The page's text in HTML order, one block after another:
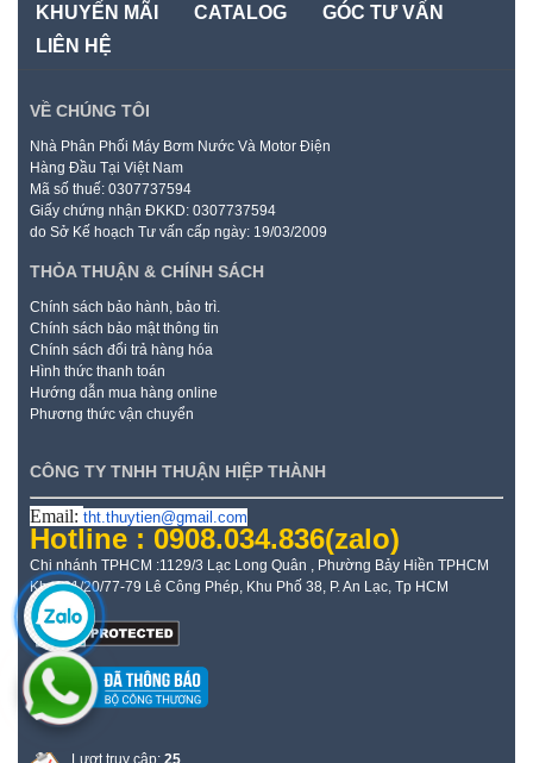
KHUYẾN MÃI
CATALOG
GÓC TƯ VẤN
LIÊN HỆ
VỀ CHÚNG TÔI
Nhà Phân Phối Máy Bơm Nước Và Motor Điện
Hàng Đầu Tại Việt Nam
Mã số thuế: 0307737594
Giấy chứng nhận ĐKKD: 0307737594
do Sở Kế hoạch Tư vấn cấp ngày: 19/03/2009
THỎA THUẬN & CHÍNH SÁCH
Chính sách bảo hành, bảo trì.
Chính sách bảo mật thông tin
Chính sách đổi trả hàng hóa
Hình thức thanh toán
Hướng dẫn mua hàng online
Phương thức vận chuyển
CÔNG TY TNHH THUẬN HIỆP THÀNH
Email: tht.thuytien@gmail.com
Hotline : 0908.034.836(zalo)
Chi nhánh TPHCM :1129/3 Lạc Long Quân , Phường Bảy Hiền TPHCM
Kho: 21/20/77-79 Lê Công Phép, Khu Phố 38, P. An Lạc, Tp HCM
Lượt truy cập: 25